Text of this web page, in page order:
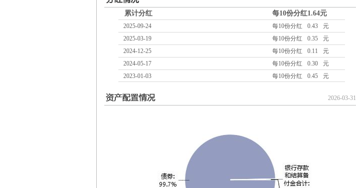
累计分红 每10份分红1.64元
2025-09-24 每10份分红 0.43
元
2025-03-19
每10份分红 0.35
元
2024-12-25
每10份分红 0.11
元
2024-05-17
每10份分红 0.30
元
2023-01-03
每10份分红 0.45 元
2026-03-31